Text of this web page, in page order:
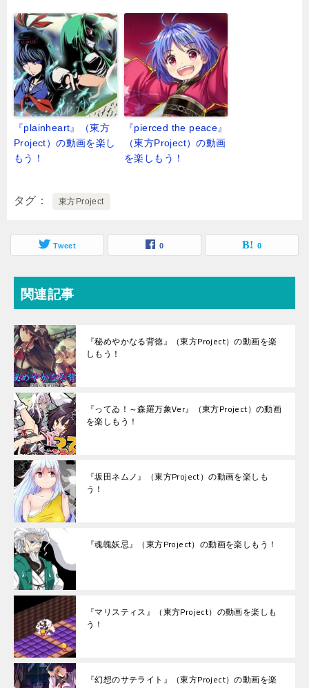
『plainheart』（東方
Project）の動画を楽し
もう！
『pierced the peace』
（東方Project）の動画
を楽しもう！
タグ 東方Project
Tweet 0 0
関連記事
『秘めやかなる背徳』（東方Project）の動画を楽
しもう！
『ってゐ！～森羅万象Ver』（東方Project）の動画
を楽しもう！
『坂田ネムノ』（東方Project）の動画を楽しも
う！
『魂魄妖忌』（東方Project）の動画を楽しもう！
『マリスティス』（東方Project）の動画を楽しも
う！
『幻想のサテライト』（東方Project）の動画を楽